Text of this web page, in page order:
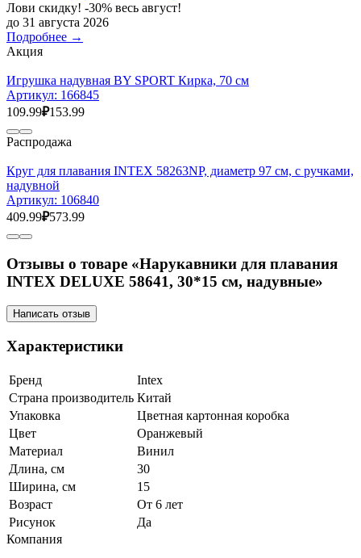
Лови скидку! -30% весь август!
до 31 августа 2026
Подробнее →
Акция
Игрушка надувная BY SPORT Кирка, 70 см
Артикул: 166845
109.99₽153.99
Распродажа
Круг для плавания INTEX 58263NP, диаметр 97 см, с ручками,
надувной
Артикул: 106840
409.99₽573.99
Отзывы о товаре «Нарукавники для плавания
INTEX DELUXE 58641, 30*15 см, надувные»
Написать отзыв
Характеристики
Бренд
Intex
Страна производитель Китай
Упаковка
Цветная картонная коробка
Цвет
Оранжевый
Материал
Винил
Длина, см
30
Ширина, см
15
Возраст
От 6 лет
Рисунок
Да
Компания